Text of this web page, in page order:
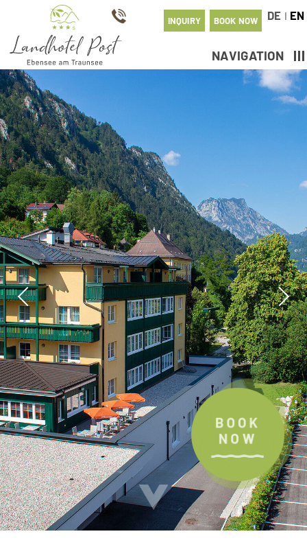
DE I EN
INQUIRY BOOK NOW
NAVIGATION
BOOK
NOW